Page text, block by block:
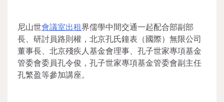
尼山世會議室出租界儒學中間交通一起配合部副部
長、研討員路則權，北京孔氏鐘表（國際）無限公司
董事長、北京殘疾人基金會理事、孔子世家專項基金
管委會委員孔令俊，孔子世家專項基金管委會副主任
孔繁盈等參加講座。